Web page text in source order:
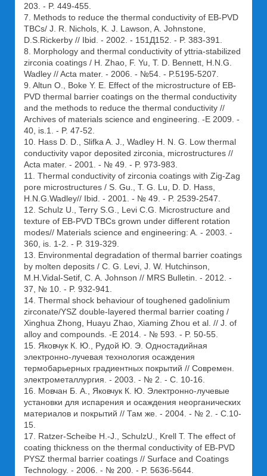
203. - P. 449-455.
7. Methods to reduce the thermal conductivity of EB-PVD
TBCs/ J. R. Nichols, K. J. Lawson, A. Johnstone,
D.S.Rickerby // Ibid. - 2002. - 151Д152. - P. 383-391.
8. Morphology and thermal conductivity of yttria-stabilized
zirconia coatings / H. Zhao, F. Yu, T. D. Bennett, H.N.G.
Wadley // Acta mater. - 2006. - №54. - P.5195-5207.
9. Altun O., Boke Y. E. Effect of the microstructure of EB-
PVD thermal barrier coatings on the thermal conductivity
and the methods to reduce the thermal conductivity //
Archives of materials science and engineering. -Е 2009. -
40, is.1. - P. 47-52.
10. Hass D. D., Slifka A. J., Wadley H. N. G. Low thermal
conductivity vapor deposited zirconia, microstructures //
Acta mater. - 2001. - № 49. - P. 973-983.
11. Thermal conductivity of zirconia coatings with Zig-Zag
pore microstructures / S. Gu., T. G. Lu, D. D. Hass,
H.N.G.Wadley// Ibid. - 2001. - № 49. - P. 2539-2547.
12. Schulz U., Terry S.G., Levi C.G. Microstructure and
texture of EB-PVD TBCs grown under different rotation
modes// Materials science and engineering: A. - 2003. -
360, is. 1-2. - P. 319-329.
13. Environmental degradation of thermal barrier coatings
by molten deposits / C. G. Levi, J. W. Hutchinson,
M.H.Vidal-Setif, C. A. Johnson // MRS Bulletin. - 2012. -
37, № 10. - P. 932-941.
14. Thermal shock behaviour of toughened gadolinium
zirconate/YSZ double-layered thermal barrier coating /
Xinghua Zhong, Huayu Zhao, Xiaming Zhou et al. // J. of
alloy and compounds. -Е 2014. - № 593. - P. 50-55.
15. Яковчук К. Ю., Рудой Ю. Э. Одностадийная
электронно-лучевая технология осаждения
термобарьерных градиентных покрытий // Современ.
электрометаллургия. - 2003. - № 2. - С. 10-16.
16. Мовчан Б. А., Яковчук К. Ю. Электронно-лучевые
установки для испарения и осаждения неорганических
материалов и покрытий // Там же. - 2004. - № 2. - С.10-
15.
17. Ratzer-Scheibe H.-J., SchulzU., Krell T. The effect of
coating thickness on the thermal conductivity of EB-PVD
PYSZ thermal barrier coatings // Surface and Coatings
Technology. - 2006. - № 200. - P. 5636-5644.